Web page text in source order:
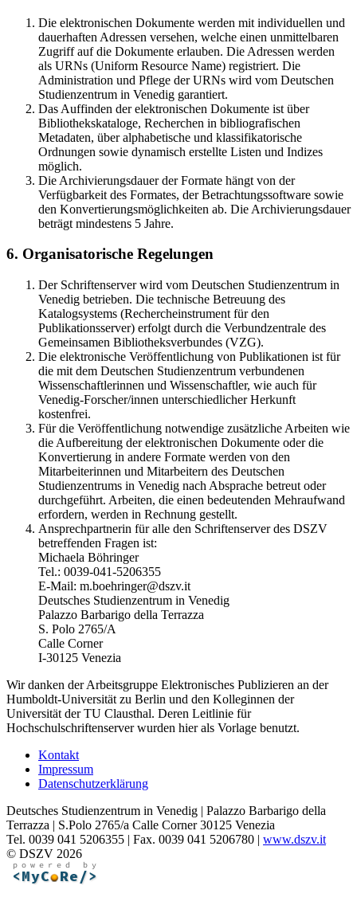
Die elektronischen Dokumente werden mit individuellen und
dauerhaften Adressen versehen, welche einen unmittelbaren
Zugriff auf die Dokumente erlauben. Die Adressen werden
als URNs (Uniform Resource Name) registriert. Die
Administration und Pflege der URNs wird vom Deutschen
Studienzentrum in Venedig garantiert.
Das Auffinden der elektronischen Dokumente ist über
Bibliothekskataloge, Recherchen in bibliografischen
Metadaten, über alphabetische und klassifikatorische
Ordnungen sowie dynamisch erstellte Listen und Indizes
möglich.
Die Archivierungsdauer der Formate hängt von der
Verfügbarkeit des Formates, der Betrachtungssoftware sowie
den Konvertierungsmöglichkeiten ab. Die Archivierungsdauer
beträgt mindestens 5 Jahre.
6. Organisatorische Regelungen
Der Schriftenserver wird vom Deutschen Studienzentrum in
Venedig betrieben. Die technische Betreuung des
Katalogsystems (Rechercheinstrument für den
Publikationsserver) erfolgt durch die Verbundzentrale des
Gemeinsamen Bibliotheksverbundes (VZG).
Die elektronische Veröffentlichung von Publikationen ist für
die mit dem Deutschen Studienzentrum verbundenen
Wissenschaftlerinnen und Wissenschaftler, wie auch für
Venedig-Forscher/innen unterschiedlicher Herkunft
kostenfrei.
Für die Veröffentlichung notwendige zusätzliche Arbeiten wie
die Aufbereitung der elektronischen Dokumente oder die
Konvertierung in andere Formate werden von den
Mitarbeiterinnen und Mitarbeitern des Deutschen
Studienzentrums in Venedig nach Absprache betreut oder
durchgeführt. Arbeiten, die einen bedeutenden Mehraufwand
erfordern, werden in Rechnung gestellt.
Ansprechpartnerin für alle den Schriftenserver des DSZV
betreffenden Fragen ist:
Michaela Böhringer
Tel.: 0039-041-5206355
E-Mail: m.boehringer@dszv.it
Deutsches Studienzentrum in Venedig
Palazzo Barbarigo della Terrazza
S. Polo 2765/A
Calle Corner
I-30125 Venezia
Wir danken der Arbeitsgruppe Elektronisches Publizieren an der
Humboldt-Universität zu Berlin und den Kolleginnen der
Universität der TU Clausthal. Deren Leitlinie für
Hochschulschriftenserver wurden hier als Vorlage benutzt.
Kontakt
Impressum
Datenschutzerklärung
Deutsches Studienzentrum in Venedig | Palazzo Barbarigo della
Terrazza | S.Polo 2765/a Calle Corner 30125 Venezia
Tel. 0039 041 5206355 | Fax. 0039 041 5206780 | www.dszv.it
© DSZV 2026